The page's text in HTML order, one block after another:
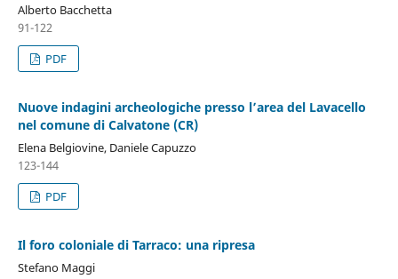
Alberto Bacchetta
91-122
PDF
Nuove indagini archeologiche presso l’area del Lavacello
nel comune di Calvatone (CR)
Elena Belgiovine, Daniele Capuzzo
123-144
PDF
Il foro coloniale di Tarraco: una ripresa
Stefano Maggi